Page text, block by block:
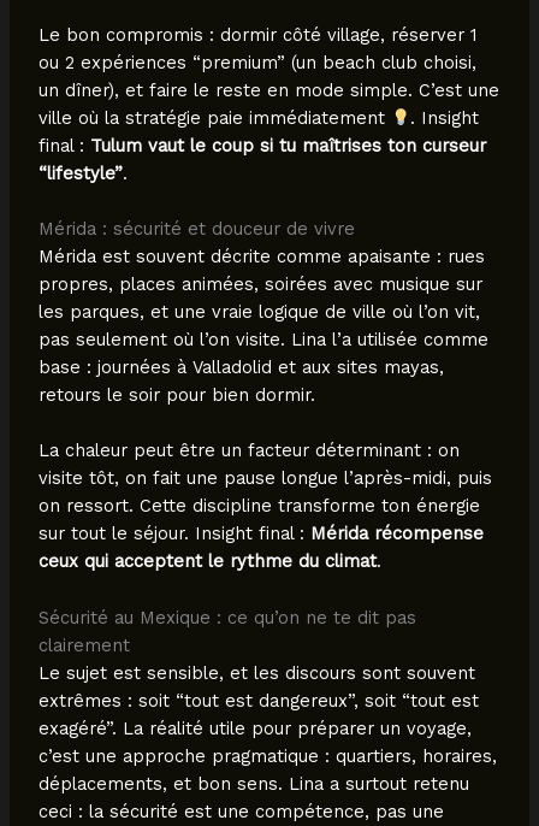
Le bon compromis : dormir côté village, réserver 1
ou 2 expériences “premium” (un beach club choisi,
un dîner), et faire le reste en mode simple. C’est une
ville où la stratégie paie immédiatement
. Insight
final : Tulum vaut le coup si tu maîtrises ton curseur
“lifestyle”.
Mérida : sécurité et douceur de vivre
Mérida est souvent décrite comme apaisante : rues
propres, places animées, soirées avec musique sur
les parques, et une vraie logique de ville où l’on vit,
pas seulement où l’on visite. Lina l’a utilisée comme
base : journées à Valladolid et aux sites mayas,
retours le soir pour bien dormir.
La chaleur peut être un facteur déterminant : on
visite tôt, on fait une pause longue l’après-midi, puis
on ressort. Cette discipline transforme ton énergie
sur tout le séjour. Insight final : Mérida récompense
ceux qui acceptent le rythme du climat.
Sécurité au Mexique : ce qu’on ne te dit pas
clairement
Le sujet est sensible, et les discours sont souvent
extrêmes : soit “tout est dangereux”, soit “tout est
exagéré”. La réalité utile pour préparer un voyage,
c’est une approche pragmatique : quartiers, horaires,
déplacements, et bon sens. Lina a surtout retenu
ceci : la sécurité est une compétence, pas une